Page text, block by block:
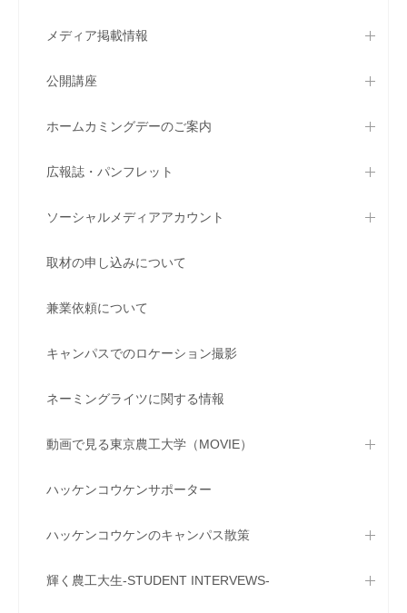
メディア掲載情報
公開講座
ホームカミングデーのご案内
広報誌・パンフレット
ソーシャルメディアアカウント
取材の申し込みについて
兼業依頼について
キャンパスでのロケーション撮影
ネーミングライツに関する情報
動画で見る東京農工大学（MOVIE）
ハッケンコウケンサポーター
ハッケンコウケンのキャンパス散策
輝く農工大生-STUDENT INTERVEWS-